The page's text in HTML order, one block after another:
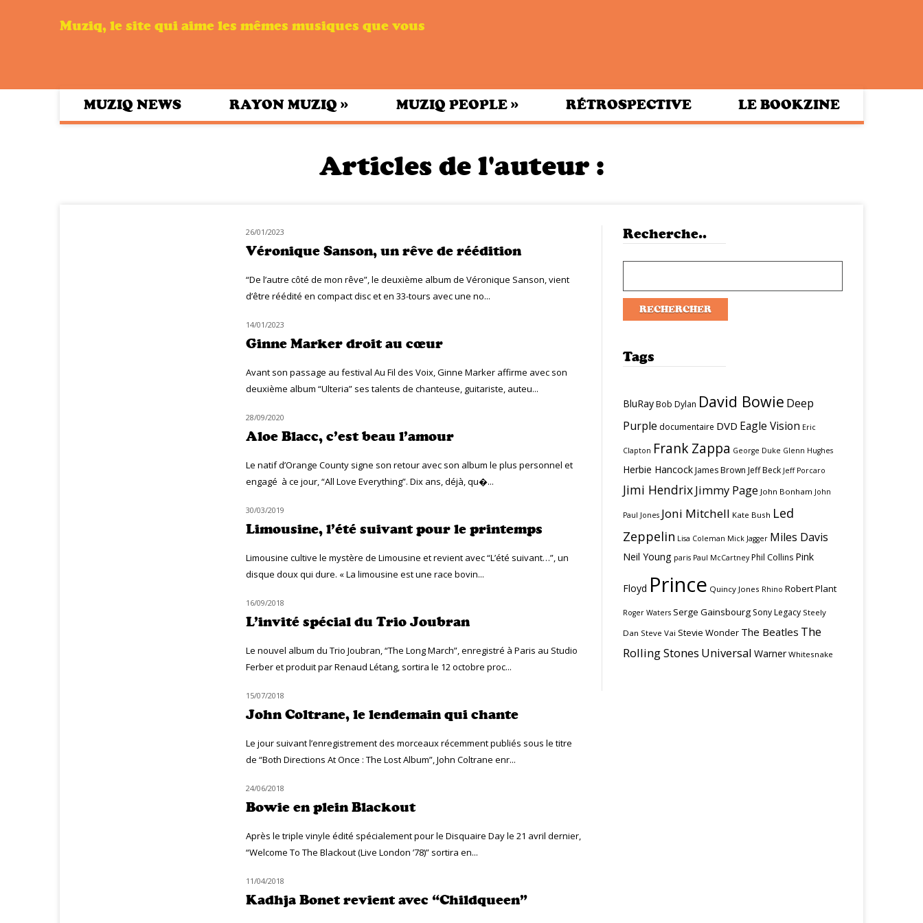
Muziq, le site qui aime les mêmes musiques que vous
MUZIQ NEWS RAYON MUZIQ » MUZIQ PEOPLE » RÉTROSPECTIVE LE BOOKZINE
Articles de l'auteur :
26/01/2023
Véronique Sanson, un rêve de réédition
“De l’autre côté de mon rêve”, le deuxième album de Véronique Sanson, vient
d’être réédité en compact disc et en 33-tours avec une no...
14/01/2023
Ginne Marker droit au cœur
Avant son passage au festival Au Fil des Voix, Ginne Marker affirme avec son
deuxième album “Ulteria” ses talents de chanteuse, guitariste, auteu...
28/09/2020
Aloe Blacc, c’est beau l’amour
Le natif d’Orange County signe son retour avec son album le plus personnel et
engagé à ce jour, “All Love Everything”. Dix ans, déjà, qu�...
30/03/2019
Limousine, l’été suivant pour le printemps
Limousine cultive le mystère de Limousine et revient avec “L’été suivant…”, un
disque doux qui dure. « La limousine est une race bovin...
16/09/2018
L’invité spécial du Trio Joubran
Le nouvel album du Trio Joubran, “The Long March”, enregistré à Paris au Studio
Ferber et produit par Renaud Létang, sortira le 12 octobre proc...
15/07/2018
John Coltrane, le lendemain qui chante
Le jour suivant l’enregistrement des morceaux récemment publiés sous le titre
de “Both Directions At Once : The Lost Album”, John Coltrane enr...
24/06/2018
Bowie en plein Blackout
Après le triple vinyle édité spécialement pour le Disquaire Day le 21 avril dernier,
“Welcome To The Blackout (Live London ’78)” sortira en...
11/04/2018
Kadhja Bonet revient avec “Childqueen”
Recherche..
Tags
BluRay Bob Dylan David Bowie Deep
Purple documentaire DVD Eagle Vision Eric
Clapton Frank Zappa George Duke Glenn Hughes
Herbie Hancock James Brown Jeff Beck Jeff Porcaro
Jimi HendrixJimmy Page John Bonham John
Paul Jones Joni Mitchell Kate Bush Led
Zeppelin Lisa Coleman Mick Jagger Miles Davis
Neil Young paris Paul McCartney Phil Collins Pink
Floyd Prince Quincy Jones Rhino Robert Plant
Roger Waters Serge Gainsbourg Sony Legacy Steely
Dan Steve Vai Stevie Wonder The Beatles The
Rolling Stones Universal Warner Whitesnake